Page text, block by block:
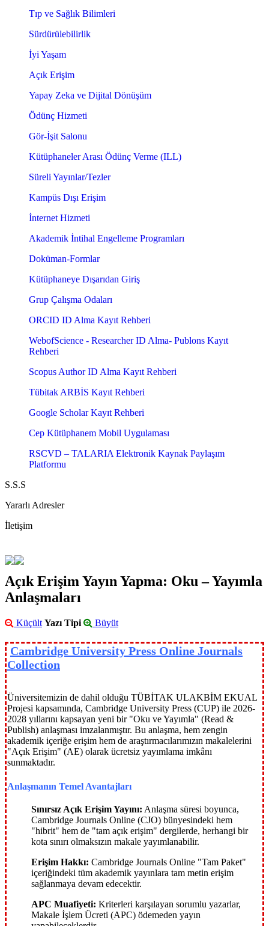
Tıp ve Sağlık Bilimleri
Sürdürülebilirlik
İyi Yaşam
Açık Erişim
Yapay Zeka ve Dijital Dönüşüm
Ödünç Hizmeti
Gör-İşit Salonu
Kütüphaneler Arası Ödünç Verme (ILL)
Süreli Yayınlar/Tezler
Kampüs Dışı Erişim
İnternet Hizmeti
Akademik İntihal Engelleme Programları
Doküman-Formlar
Kütüphaneye Dışarıdan Giriş
Grup Çalışma Odaları
ORCID ID Alma Kayıt Rehberi
WebofScience - Researcher ID Alma- Publons Kayıt
Rehberi
Scopus Author ID Alma Kayıt Rehberi
Tübitak ARBİS Kayıt Rehberi
Google Scholar Kayıt Rehberi
Cep Kütüphanem Mobil Uygulaması
RSCVD – TALARIA Elektronik Kaynak Paylaşım
Platformu
S.S.S
Yararlı Adresler
İletişim
Açık Erişim Yayın Yapma: Oku – Yayımla
Anlaşmaları
Küçült Yazı Tipi Büyüt
Cambridge University Press Online Journals
Collection
Üniversitemizin de dahil olduğu TÜBİTAK ULAKBİM EKUAL
Projesi kapsamında, Cambridge University Press (CUP) ile 2026-
2028 yıllarını kapsayan yeni bir "Oku ve Yayımla" (Read &
Publish) anlaşması imzalanmıştır. Bu anlaşma, hem zengin
akademik içeriğe erişim hem de araştırmacılarımızın makalelerini
"Açık Erişim" (AE) olarak ücretsiz yayımlama imkânı
sunmaktadır.
Anlaşmanın Temel Avantajları
Sınırsız Açık Erişim Yayını: Anlaşma süresi boyunca,
Cambridge Journals Online (CJO) bünyesindeki hem
"hibrit" hem de "tam açık erişim" dergilerde, herhangi bir
kota sınırı olmaksızın makale yayımlanabilir.
Erişim Hakkı: Cambridge Journals Online "Tam Paket"
içeriğindeki tüm akademik yayınlara tam metin erişim
sağlanmaya devam edecektir.
APC Muafiyeti: Kriterleri karşılayan sorumlu yazarlar,
Makale İşlem Ücreti (APC) ödemeden yayın